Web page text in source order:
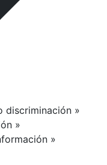
discriminación »
»
»